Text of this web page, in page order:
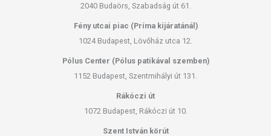
2040 Budaörs, Szabadság út 61.
Fény utcai piac (Príma kijáratánál)
1024 Budapest, Lövőház utca 12.
Pólus Center (Pólus patikával szemben)
1152 Budapest, Szentmihályi út 131.
Rákóczi út
1072 Budapest, Rákóczi út 10.
Szent István körút